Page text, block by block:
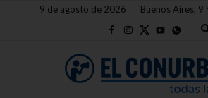
9 de agosto de 2026 Buenos Aires, 9